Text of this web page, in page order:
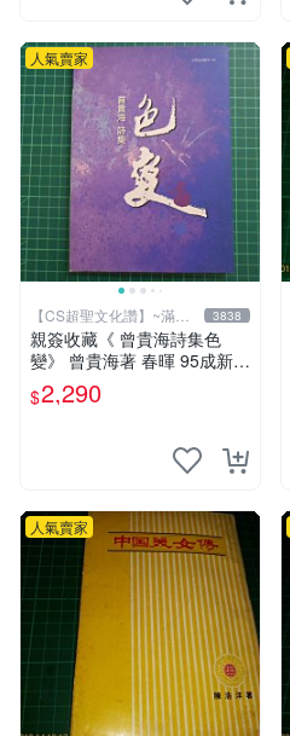
人氣賣家
【CS超聖文化讚】~滿千
元送運
3838
親簽收藏《 曾貴海詩集色
變》 曾貴海著 春暉 95成新
【 CS超聖文化2讚】
$2,290
人氣賣家